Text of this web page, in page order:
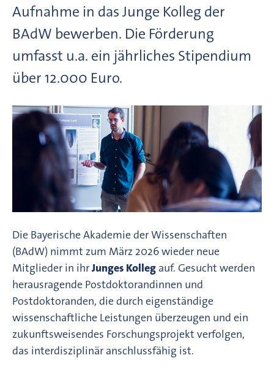
Aufnahme in das Junge Kolleg der
BAdW bewerben. Die Förderung
umfasst u.a. ein jährliches Stipendium
über 12.000 Euro.
Die Bayerische Akademie der Wissenschaften
(BAdW) nimmt zum März 2026 wieder neue
Mitglieder in ihrJunges Kolleg auf. Gesucht werden
herausragende Postdoktorandinnen und
Postdoktoranden, die durch eigenständige
wissenschaftliche Leistungen überzeugen und ein
zukunftsweisendes Forschungsprojekt verfolgen,
das interdisziplinär anschlussfähig ist.